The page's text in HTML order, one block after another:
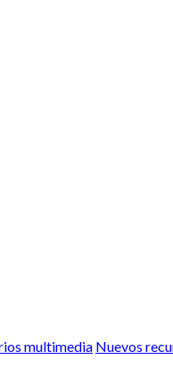
multimedia Nuevos